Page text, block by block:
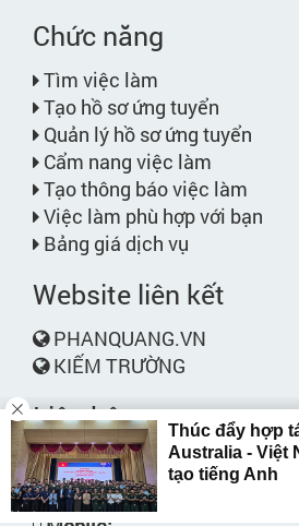
Chức năng
Tìm việc làm
Tạo hồ sơ ứng tuyển
Quản lý hồ sơ ứng tuyển
Cẩm nang việc làm
Tạo thông báo việc làm
Việc làm phù hợp với bạn
Bảng giá dịch vụ
Website liên kết
PHANQUANG.VN
KIẾM TRƯỜNG
Liên hệ
Phone:
028.6264.9264 / 028.6264.9283